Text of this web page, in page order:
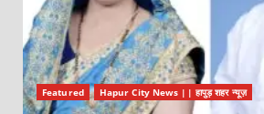
Featured Hapur City News || हापुड़ शहर न्यूज़